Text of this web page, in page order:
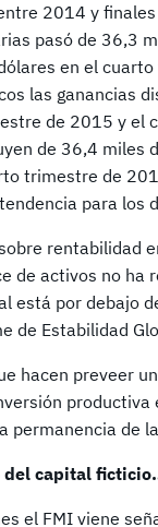
2014 y
pasó de 36,3
en el
las ganancias
de 2015 y el
de 36,4
trimestre de
para los
rentabilidad
de activos no ha
está por debajo
de Estabilidad
hacen preveer
permanencia de
del capital
el FMI viene